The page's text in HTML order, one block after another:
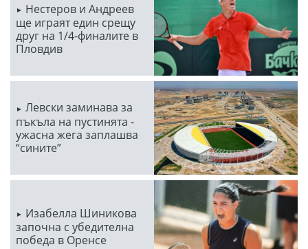
Нестеров и Андреев
ще играят един срещу
друг на 1/4-финалите в
Пловдив
Левски заминава за
пъкъла на пустинята -
ужасна жега заплашва
“сините”
Изабелла Шиникова
започна с убедителна
победа в Оренсе